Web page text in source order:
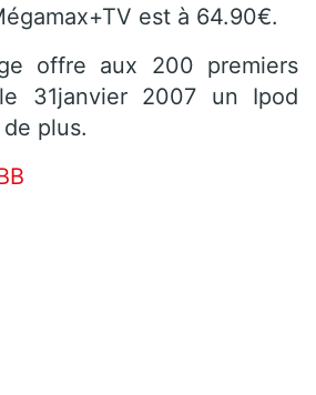
est à 64.90€.
offre aux 200 premiers
31janvier 2007 un Ipod
plus.